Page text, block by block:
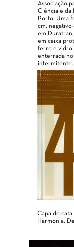
Associação
Ciência e da
Porto. Uma
cm, negativo
em
em caixa
ferro e vidro
enterrada no
intermitente.
Capa do
Harmonia.